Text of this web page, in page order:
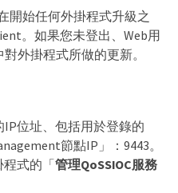
開始任何外掛程式升級之
。如果您未登出、Web用
外掛程式所做的更新。
位址、包括用於登錄的
節點IP」：9443。
式的「管理QoSSIOC服務